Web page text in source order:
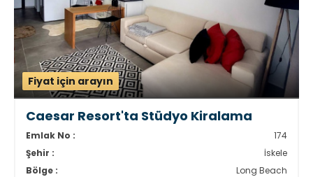
Fiyat için arayın
Caesar Resort'ta Stüdyo Kiralama
Emlak No :
174
Şehir :
İskele
Bölge :
Long Beach